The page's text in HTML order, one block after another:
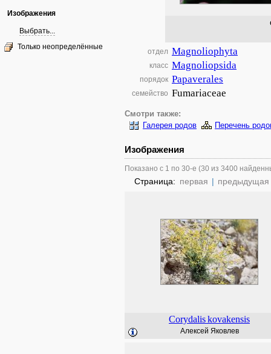
Изображения
Выбрать...
Только неопределённые
отдел Magnoliophyta
класс Magnoliopsida
порядок Papaverales
семейство Fumariaceae
Смотри также:
Галерея родов
Перечень
Изображения
Показано с 1 по 30-е (30 из 3400
Страница: первая | предыдущая
Corydaliskovakensis
Алексей Яковлев